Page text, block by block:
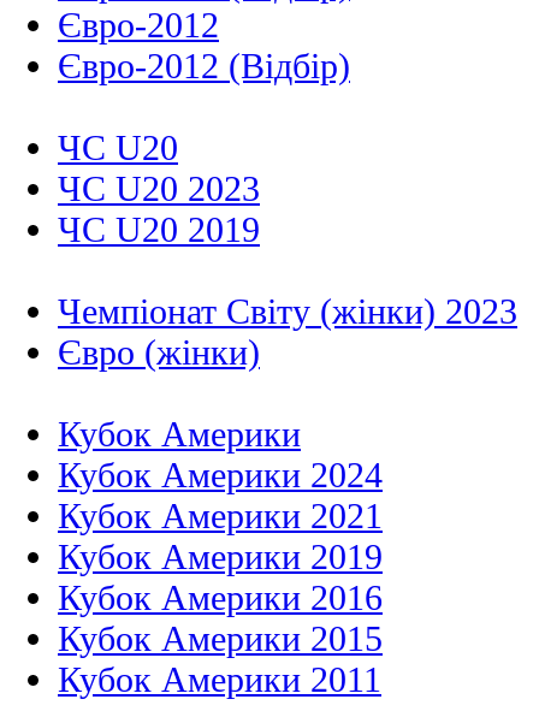
Євро-2012
Євро-2012 (Відбір)
ЧС U20
ЧС U20 2023
ЧС U20 2019
Чемпіонат Світу (жінки) 2023
Євро (жінки)
Кубок Америки
Кубок Америки 2024
Кубок Америки 2021
Кубок Америки 2019
Кубок Америки 2016
Кубок Америки 2015
Кубок Америки 2011